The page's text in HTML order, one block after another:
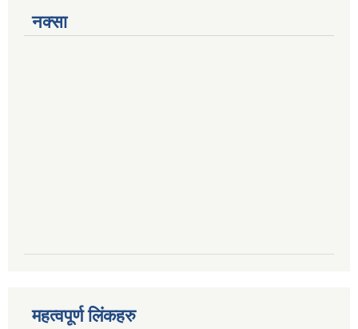
नक्सा
महत्वपूर्ण लिंकहरु